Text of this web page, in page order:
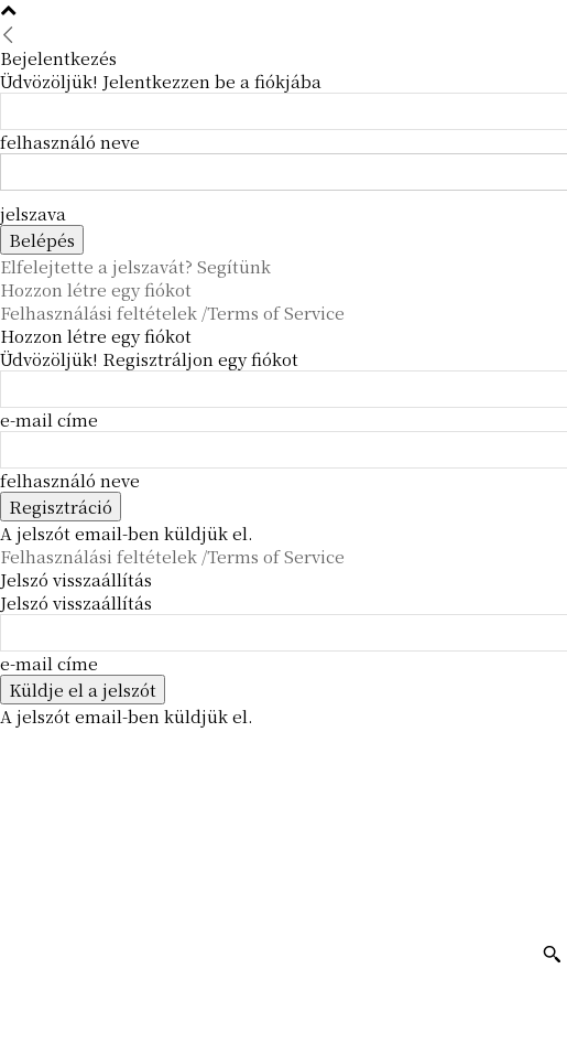
Bejelentkezés
Üdvözöljük! Jelentkezzen be a fiókjába
felhasználó neve
jelszava
Elfelejtette a jelszavát? Segítünk
Hozzon létre egy fiókot
Felhasználási feltételek /Terms of Service
Hozzon létre egy fiókot
Üdvözöljük! Regisztráljon egy fiókot
e-mail címe
felhasználó neve
A jelszót email-ben küldjük el.
Felhasználási feltételek /Terms of Service
Jelszó visszaállítás
Jelszó visszaállítás
e-mail címe
A jelszót email-ben küldjük el.